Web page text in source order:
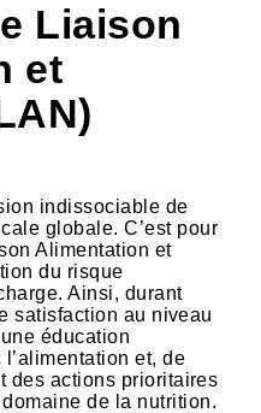
Liaison
et
indissociable de
globale. C’est pour
Alimentation et
du risque
Ainsi, durant
satisfaction au niveau
éducation
et, de
des actions prioritaires
de la nutrition.